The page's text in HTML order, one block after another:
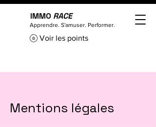
IMMO RACE
Apprendre. S'amuser. Performer.
Voir les points
Mentions légales